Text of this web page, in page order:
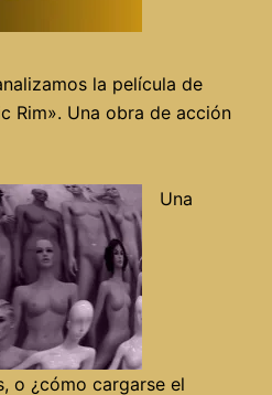
la película de
Rim». Una obra de acción
Una
o ¿cómo cargarse el